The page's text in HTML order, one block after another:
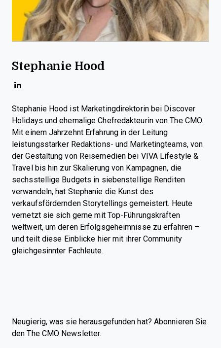
Stephanie Hood
Stephanie Hood ist Marketingdirektorin bei Discover
Holidays und ehemalige Chefredakteurin von The CMO.
Mit einem Jahrzehnt Erfahrung in der Leitung
leistungsstarker Redaktions- und Marketingteams, von
der Gestaltung von Reisemedien bei VIVA Lifestyle &
Travel bis hin zur Skalierung von Kampagnen, die
sechsstellige Budgets in siebenstellige Renditen
verwandeln, hat Stephanie die Kunst des
verkaufsfördernden Storytellings gemeistert. Heute
vernetzt sie sich gerne mit Top-Führungskräften
weltweit, um deren Erfolgsgeheimnisse zu erfahren –
und teilt diese Einblicke hier mit ihrer Community
gleichgesinnter Fachleute.
Neugierig, was sie herausgefunden hat? Abonnieren Sie
den The CMO Newsletter.